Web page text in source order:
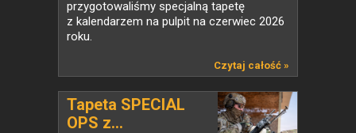
przygotowaliśmy specjalną tapetę
z kalendarzem na pulpit na czerwiec 2026
roku.
Czytaj całość »
Tapeta SPECIAL
OPS z...